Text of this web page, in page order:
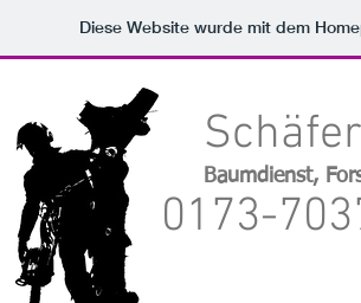
Diese Website wurde mit dem
Baumdienst,
0173-